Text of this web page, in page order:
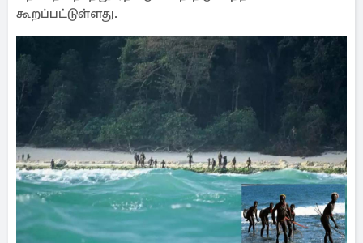
கூறப்பட்டுள்ளது.